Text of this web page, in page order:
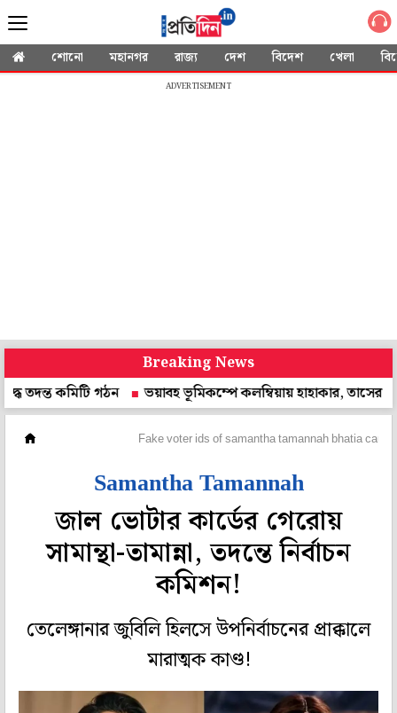
শোনো মহানগর রাজ্য দেশ বিদেশ খেলা
ADVERTISEMENT
Breaking News
কমিটি গঠন
ভয়াবহ ভূমিকম্পে কলম্বিয়ায় হাহাকার, তাসের ঘরের
Fake voter ids of samantha tamannah bhatia
Samantha Tamannah
জাল ভোটার কার্ডের গেরোয়
সামান্থা-তামান্না, তদন্তে নির্বাচন
কমিশন!
তেলেঙ্গানার জুবিলি হিলসে উপনির্বাচনের প্রাক্কালে
মারাত্মক কাণ্ড!